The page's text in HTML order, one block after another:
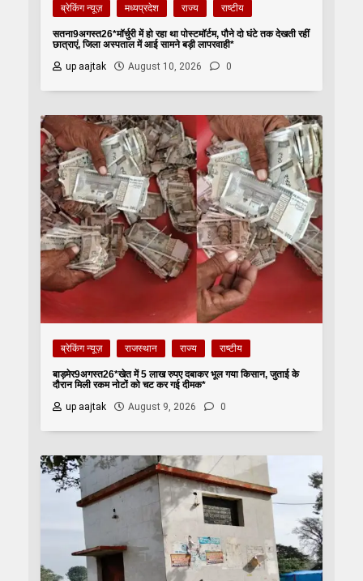
ब्रेकिंग न्यूज़ मध्यप्रदेश राज्य राष्टीय
सतना9अगस्त26*मॉर्चुरी में हो रहा था पोस्टमॉर्टम, पौने दो घंटे तक देखती रहीं
छात्राएं, जिला अस्पताल में आई सामने बड़ी लापरवाही*
up aajtak
August 10, 2026 0
ब्रेकिंग न्यूज़ राजस्थान राज्य राष्टीय
बाड़मेर9अगस्त26*खेत में 5 लाख रुपए दबाकर भूल गया किसान, जुताई के
दौरान मिली रकम नोटों को चट कर गई दीमक*
up aajtak
August 9, 2026 0